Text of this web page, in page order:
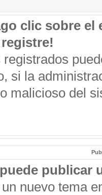
clic sobre el
si la
malicioso del
publicar
nuevo tema